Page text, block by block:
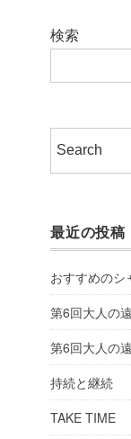
検索
最近の投稿
おすすめのシ
第6回大人
第6回大人の
持続と継続
TAKE TIME